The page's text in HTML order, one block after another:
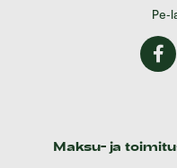
Pe-
Maksu- ja